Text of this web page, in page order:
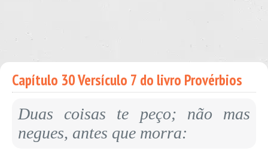
Capítulo 30 Versículo 7 do livro Provérbios
Duas coisas te peço; não mas
negues, antes que morra: